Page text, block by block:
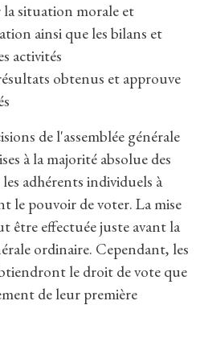
situation morale et
ainsi que les bilans et
activités
obtenus et approuve
de l'assemblée générale
à la majorité absolue des
adhérents individuels à
le pouvoir de voter. La mise
être effectuée juste avant la
ordinaire. Cependant, les
le droit de vote que
de leur première